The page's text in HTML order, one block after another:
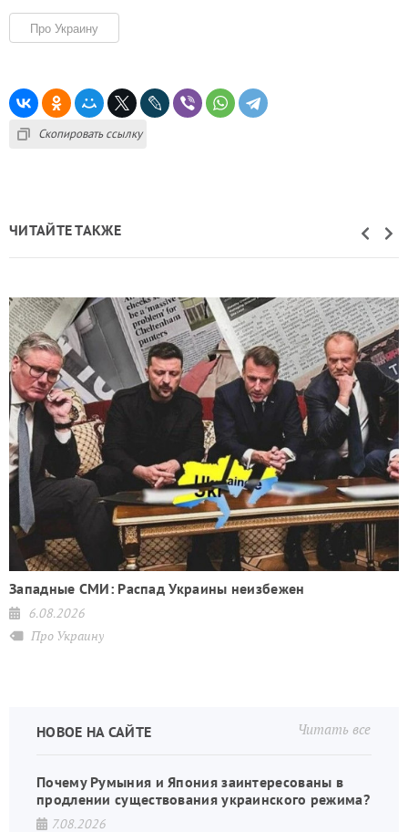
Про Украину
Скопировать ссылку
ЧИТАЙТЕ ТАКЖЕ
Западные СМИ: Распад Украины неизбежен
6.08.2026
Про Украину
Читать все
НОВОЕ НА САЙТЕ
Почему Румыния и Япония заинтересованы в
продлении существования украинского режима?
7.08.2026